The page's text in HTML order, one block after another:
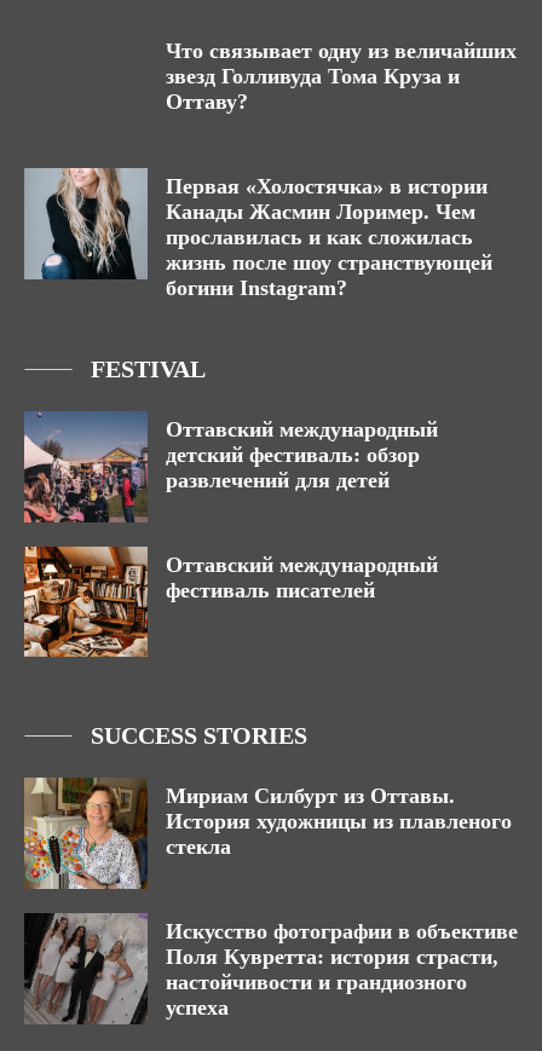
Что связывает одну из величайших
звезд Голливуда Тома Круза и
Оттаву?
Первая «Холостячка» в истории
Канады Жасмин Лоример. Чем
прославилась и как сложилась
жизнь после шоу странствующей
богини Instagram?
FESTIVAL
Оттавский международный
детский фестиваль: обзор
развлечений для детей
Оттавский международный
фестиваль писателей
SUCCESS STORIES
Мириам Силбурт из Оттавы.
История художницы из плавленого
стекла
Искусство фотографии в объективе
Поля Кувретта: история страсти,
настойчивости и грандиозного
успеха